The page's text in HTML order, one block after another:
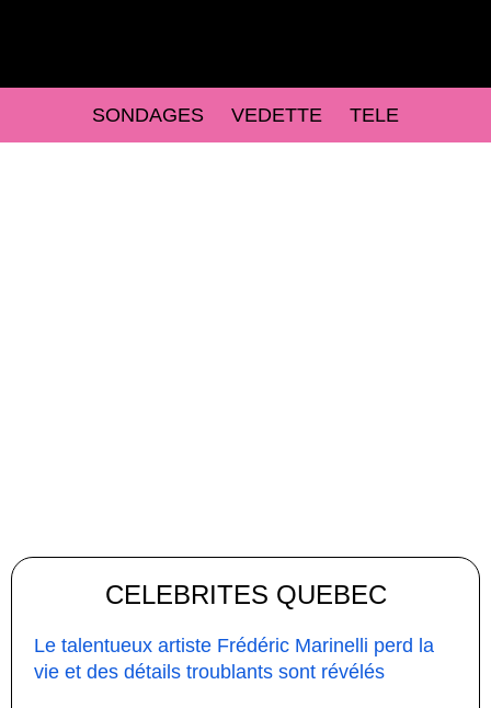
SONDAGES VEDETTE TELE
CELEBRITES QUEBEC
Le talentueux artiste Frédéric Marinelli perd la
vie et des détails troublants sont révélés